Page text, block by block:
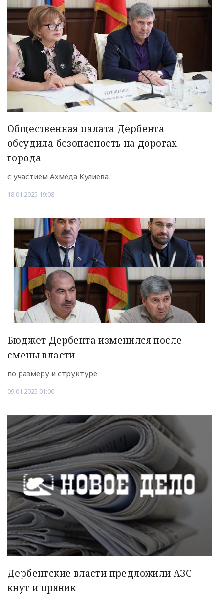
Общественная палата Дербента
обсудила безопасность на дорогах
города
с участием Ахмеда Кулиева
18.01.2025 19:08
Бюджет Дербента изменился после
смены власти
по размеру и структуре
09.01.2025 01:00
Дербентские власти предложили АЗС
кнут и пряник